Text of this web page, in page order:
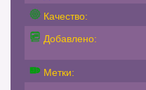
Качество:
Добавлено:
Метки: